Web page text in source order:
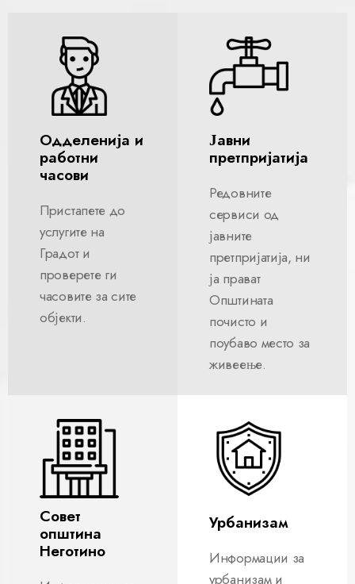
Одделенија и
работни
часови
Пристапете до
услугите на
Градот и
проверете ги
часовите за сите
објекти.
Јавни
претпријатија
Редовните
сервиси од
јавните
претпријатија, ни
ја прават
Општината
почисто и
поубаво место за
живеење.
Совет
општина
Неготино
Урбанизам
Информации за
урбанизам и